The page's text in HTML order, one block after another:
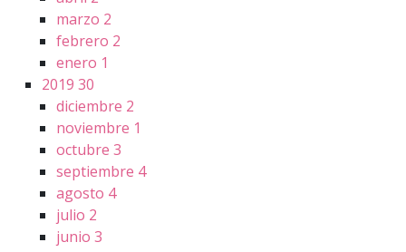
marzo 2
febrero 2
enero 1
2019 30
diciembre 2
noviembre 1
octubre 3
septiembre 4
agosto 4
julio 2
junio 3